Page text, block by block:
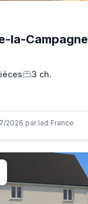
la-Campagne
s 3 ch.
2026 par Iad France